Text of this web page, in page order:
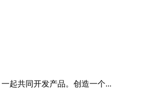
起共同开发产品。创造一个...